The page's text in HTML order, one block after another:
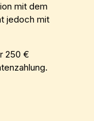
mit dem
jedoch mit
250 €